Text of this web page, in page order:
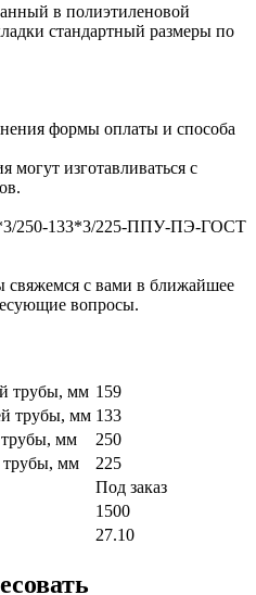
в полиэтиленовой
стандартный размеры по
формы оплаты и способа
могут изготавливаться с
250-133*3/225-ППУ-ПЭ-ГОСТ
свяжемся с вами в ближайшее
вопросы.
трубы, мм 159
трубы, мм 133
мм
250
мм
225
Под заказ
1500
27.10